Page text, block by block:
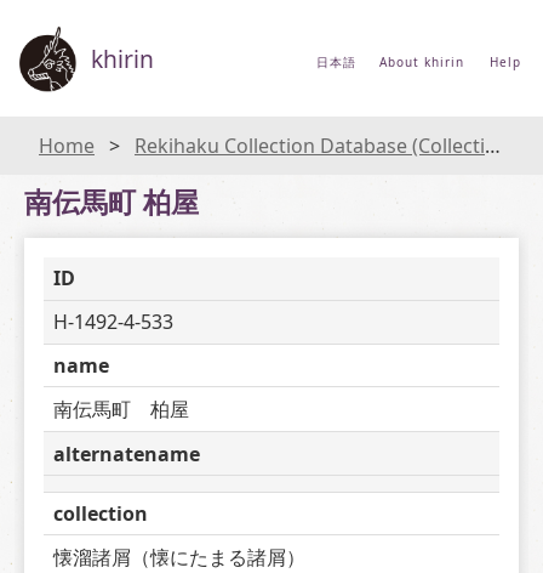
khirin 日本語 About khirin Help
Home Rekihaku Collection Database (Collections Database of the National Museum of Japanese History)
南伝馬町 柏屋
ID
H-1492-4-533
name
南伝馬町　柏屋
alternatename
collection
懐溜諸屑（懐にたまる諸屑）